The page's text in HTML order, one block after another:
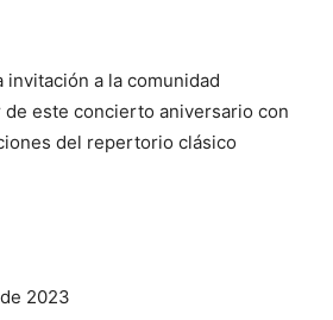
a la comunidad
este concierto aniversario con
del repertorio clásico
2023